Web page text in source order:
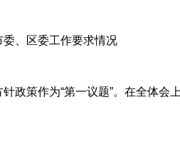
委、区委工作要求情况
针政策作为“第一议题”。在全体会